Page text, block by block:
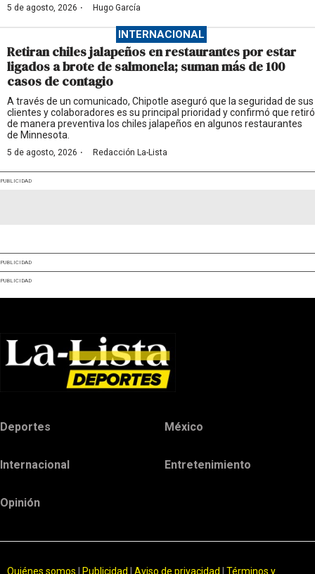
5 de agosto, 2026 · Hugo García
INTERNACIONAL
Retiran chiles jalapeños en restaurantes por estar
ligados a brote de salmonela; suman más de 100
casos de contagio
A través de un comunicado, Chipotle aseguró que la seguridad de sus
clientes y colaboradores es su principal prioridad y confirmó que retiró
de manera preventiva los chiles jalapeños en algunos restaurantes
de Minnesota.
5 de agosto, 2026 · Redacción La-Lista
PUBLICIDAD
PUBLICIDAD
PUBLICIDAD
Deportes México
Internacional Entretenimiento
Opinión
Quiénes somos Publicidad Aviso de privacidad Términos y